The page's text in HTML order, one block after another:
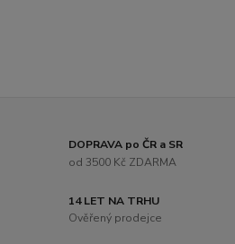
DOPRAVA po ČR a SR
od 3500 Kč ZDARMA
14 LET NA TRHU
Ověřený prodejce